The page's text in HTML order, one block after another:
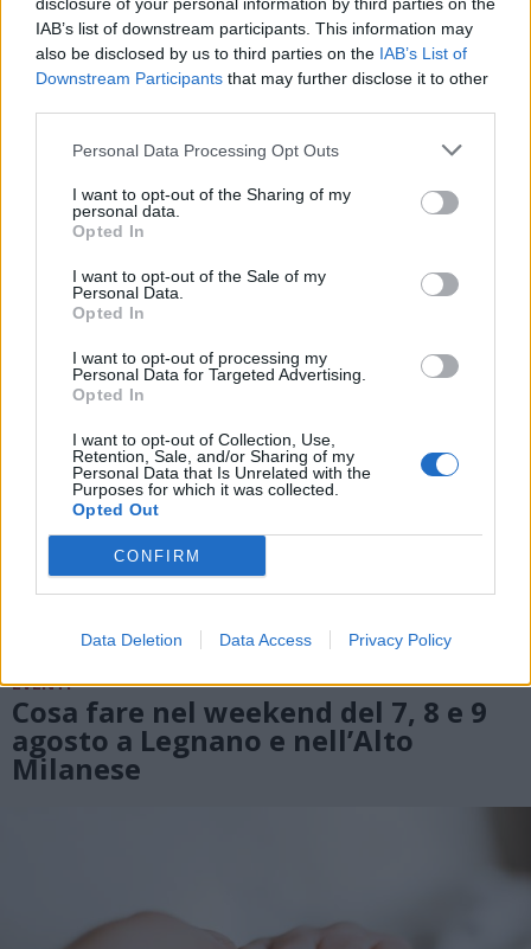
IAB’s list of downstream participants. This information may
also be disclosed by us to third parties on the IAB’s List of
Downstream Participants that may further disclose it to other
Personal Data Processing Opt Outs
I want to opt-out of the Sharing of my
personal data.
Opted In
I want to opt-out of the Sale of my
Personal Data.
Opted In
I want to opt-out of processing my
Personal Data for Targeted Advertising.
Opted In
I want to opt-out of Collection, Use,
Retention, Sale, and/or Sharing of my
Personal Data that Is Unrelated with the
Purposes for which it was collected.
Opted Out
CONFIRM
Data Deletion Data Access Privacy Policy
VIABILITÀ
Weekend da “bollino nero” per
l’esodo estivo. Previsti oltre 25
milioni di mezzi in viaggio
EVENTI
Cosa fare nel weekend del 7, 8 e 9
agosto a Legnano e nell’Alto
Milanese